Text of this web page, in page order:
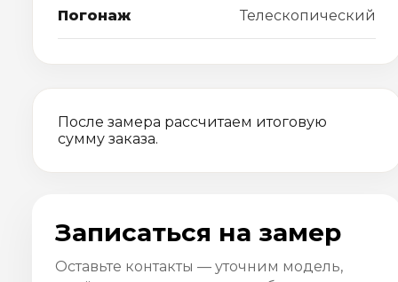
Погонаж Телескопический
После замера рассчитаем итоговую
сумму заказа.
Записаться на замер
Оставьте контакты — уточним модель,